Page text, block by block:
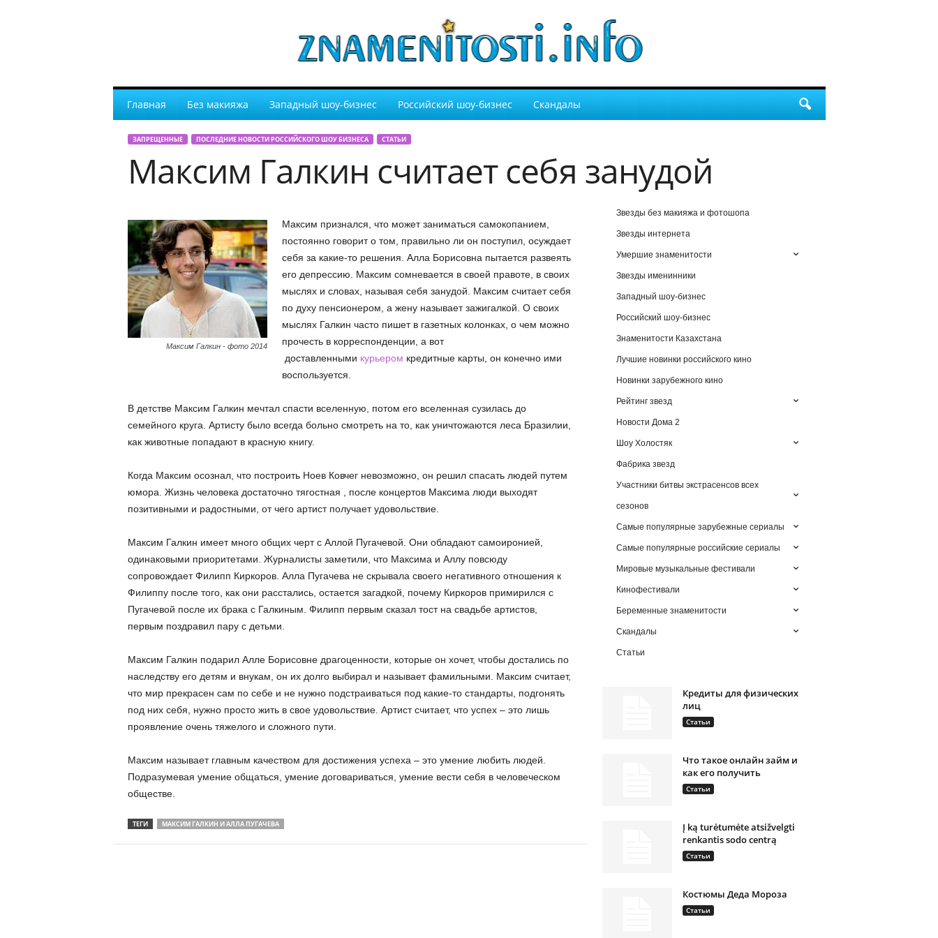
Главная Без макияжа Западный шоу-бизнес Российский шоу-бизнес Скандалы
ЗАПРЕЩЕННЫЕ ПОСЛЕДНИЕ НОВОСТИ РОССИЙСКОГО ШОУ БИЗНЕСА СТАТЬИ
Максим Галкин считает себя занудой
Максим Галкин - фото 2014
Максим признался, что может заниматься самокопанием,
постоянно говорит о том, правильно ли он поступил, осуждает
себя за какие-то решения. Алла Борисовна пытается развеять
его депрессию. Максим сомневается в своей правоте, в своих
мыслях и словах, называя себя занудой. Максим считает себя
по духу пенсионером, а жену называет зажигалкой. О своих
мыслях Галкин часто пишет в газетных колонках, о чем можно
прочесть в корреспонденции, а вот
доставленными курьером кредитные карты, он конечно ими
воспользуется.
В детстве Максим Галкин мечтал спасти вселенную, потом его вселенная сузилась до
семейного круга. Артисту было всегда больно смотреть на то, как уничтожаются леса Бразилии,
как животные попадают в красную книгу.
Когда Максим осознал, что построить Ноев Ковчег невозможно, он решил спасать людей путем
юмора. Жизнь человека достаточно тягостная , после концертов Максима люди выходят
позитивными и радостными, от чего артист получает удовольствие.
Максим Галкин имеет много общих черт с Аллой Пугачевой. Они обладают самоиронией,
одинаковыми приоритетами. Журналисты заметили, что Максима и Аллу повсюду
сопровождает Филипп Киркоров. Алла Пугачева не скрывала своего негативного отношения к
Филиппу после того, как они расстались, остается загадкой, почему Киркоров примирился с
Пугачевой после их брака с Галкиным. Филипп первым сказал тост на свадьбе артистов,
первым поздравил пару с детьми.
Максим Галкин подарил Алле Борисовне драгоценности, которые он хочет, чтобы достались по
наследству его детям и внукам, он их долго выбирал и называет фамильными. Максим считает,
что мир прекрасен сам по себе и не нужно подстраиваться под какие-то стандарты, подгонять
под них себя, нужно просто жить в свое удовольствие. Артист считает, что успех – это лишь
проявление очень тяжелого и сложного пути.
Максим называет главным качеством для достижения успеха – это умение любить людей.
Подразумевая умение общаться, умение договариваться, умение вести себя в человеческом
обществе.
ТЕГИ МАКСИМ ГАЛКИН И АЛЛА ПУГАЧЕВА
Звезды без макияжа и фотошопа
Звезды интернета
Умершие знаменитости
Звезды именинники
Западный шоу-бизнес
Российский шоу-бизнес
Знаменитости Казахстана
Лучшие новинки российского кино
Новинки зарубежного кино
Рейтинг звезд
Новости Дома 2
Шоу Холостяк
Фабрика звезд
Участники битвы экстрасенсов всех
сезонов
Самые популярные зарубежные сериалы
Самые популярные российские сериалы
Мировые музыкальные фестивали
Кинофестивали
Беременные знаменитости
Скандалы
Статьи
Кредиты для физических
лиц
Статьи
Что такое онлайн займ и
как его получить
Статьи
Į ką turėtumėte atsižvelgti
renkantis sodo centrą
Статьи
Костюмы Деда Мороза
Статьи